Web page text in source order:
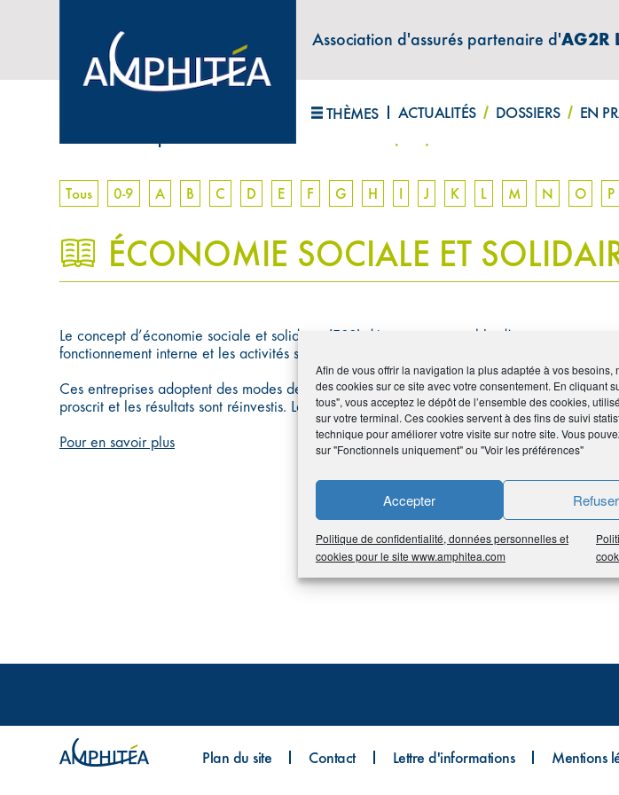
Afin de vous offrir la navigation la plus adaptée à vos besoins,
des cookies sur ce site avec votre consentement. En cliquant
tous", vous acceptez le dépôt de l’ensemble des cookies,
sur votre terminal. Ces cookies servent à des fins de suivi
technique pour améliorer votre visite sur notre site. Vous
sur "Fonctionnels uniquement" ou "Voir les préférences"
Accepter Refuser
Politique de confidentialité, données personnelles et
cookies pour le site www.amphitea.com
Association d'assurés partenaire d'AG2R
THÈMES ACTUALITÉS DOSSIERS EN
ABONNEZ-VOUS À LA LETTRE D'INFORMATIONS "AMPHITÉA INFOS"
Tous 0-9 A B C D E F G H I J K L M N O P
ÉCONOMIE SOCIALE ET
Le concept d’économie sociale et solidaire (ESS) désigne un ensemble d’entreprises
fonctionnement interne et les activités sont fondés sur un principe de solidarité et d’utilité
Ces entreprises adoptent des modes de gestion démocratiques et participatifs. Elles
proscrit et les résultats sont réinvestis. Leurs ressources financières sont généralement en
Pour en savoir plus
Plan du site Contact Lettre d'informations Mentions